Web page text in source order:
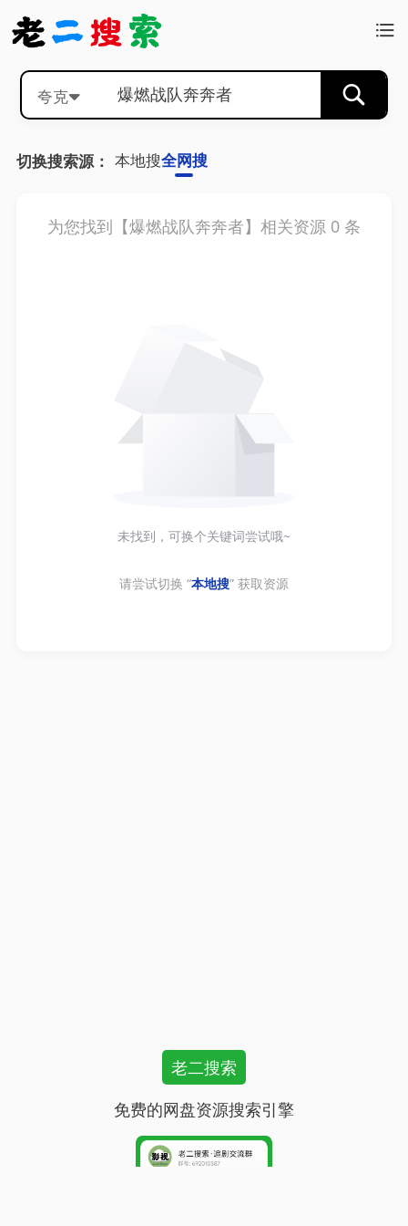
夸克
切换搜索源： 本地搜全网搜
为您找到【爆燃战队奔奔者】相关资源 0 条
未找到，可换个关键词尝试哦~
请尝试切换 “本地搜” 获取资源
老二搜索
免费的网盘资源搜索引擎